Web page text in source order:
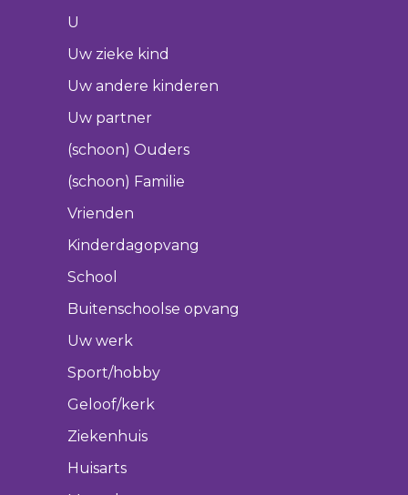
U
Uw zieke kind
Uw andere kinderen
Uw partner
(schoon) Ouders
(schoon) Familie
Vrienden
Kinderdagopvang
School
Buitenschoolse opvang
Uw werk
Sport/hobby
Geloof/kerk
Ziekenhuis
Huisarts